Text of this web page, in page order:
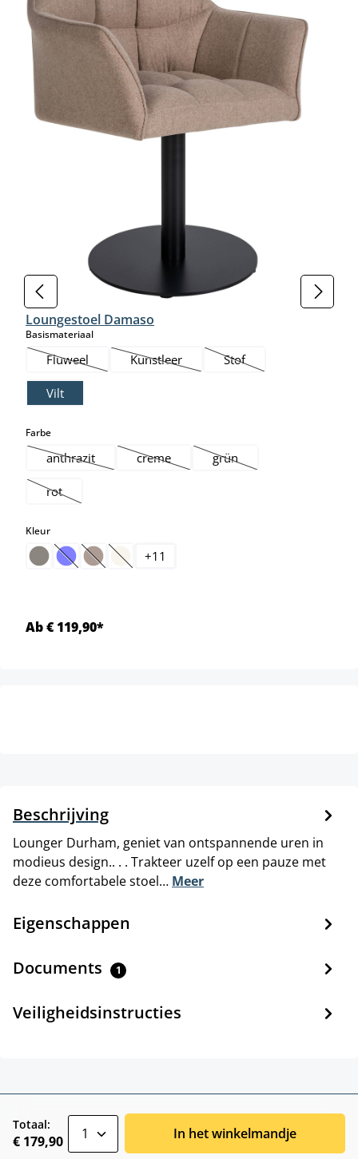
Loungestoel Damaso
Basismateriaalselect
Fluweel
(Deze optie is momenteel niet beschikbaar.)
Kunstleer
(Deze optie is momenteel niet
Stof
(Deze optie is momenteel
Vilt
Farbeselect
anthrazit
(Deze optie is momenteel niet beschikbaar.)
creme
(Deze optie is momenteel niet
grün
(Deze optie is momenteel
rot
(Deze optie is momenteel niet beschikbaar.)
Kleurselect
(Deze optie is momenteel niet beschikbaar.)
(Deze optie is momenteel niet beschikbaar.)
(Deze optie is momenteel niet beschikbaar.)
+11
Ab € 119,90*
Beschrijving
Lounger Durham, geniet van ontspannende uren in
modieus design.. . . Trakteer uzelf op een pauze met
deze comfortabele stoel… Meer
Eigenschappen
Documents 1
Veiligheidsinstructies
Totaal:
€ 179,90 In het winkelmandje